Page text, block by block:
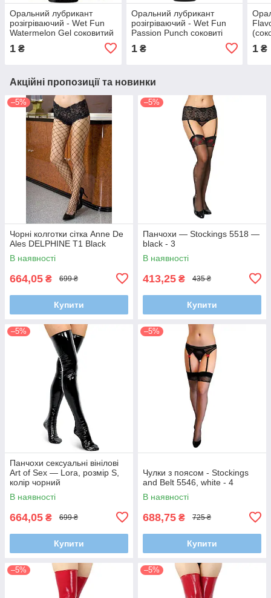
Оральний лубрикант
розігріваючий - Wet Fun
Watermelon Gel соковитий
1 ₴
Оральний лубрикант
розігріваючий - Wet Fun
Passion Punch соковиті
1₴ 1 ₴
Акційні пропозиції та новинки
–5%
Чорні колготки сітка Anne De
Ales DELPHINE T1 Black
В наявності
664,05 ₴ 699 ₴
Купити
–5%
Панчохи — Stockings 5518 —
black - 3
В наявності
413,25 ₴ 435 ₴
Купити
–5%
Панчохи сексуальні вінілові
Art of Sex — Lora, розмір S,
колір чорний
В наявності
664,05 ₴ 699 ₴
Купити
–5%
Чулки з поясом - Stockings
and Belt 5546, white - 4
В наявності
688,75 ₴ 725 ₴
Купити
–5% –5%